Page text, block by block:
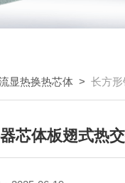
显热换热芯体 > 长方
芯体板翅式热